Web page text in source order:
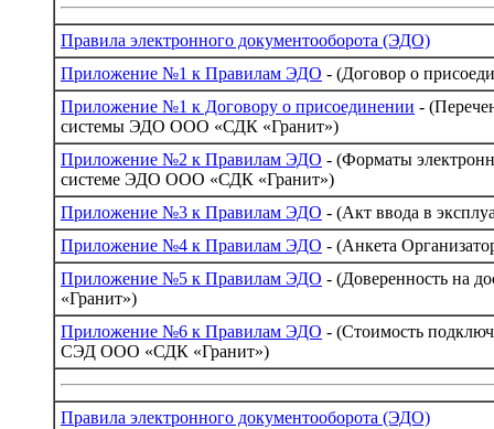
Правила электронного документооборота (ЭДО)
Приложение №1 к Правилам ЭДО - (Договор о
Приложение №1 к Договору о присоединении -
системы ЭДО ООО «СДК «Гранит»)
Приложение №2 к Правилам ЭДО - (Форматы
системе ЭДО ООО «СДК «Гранит»)
Приложение №3 к Правилам ЭДО - (Акт ввода в
Приложение №4 к Правилам ЭДО - (Анкета
Приложение №5 к Правилам ЭДО - (Доверенность на
«Гранит»)
Приложение №6 к Правилам ЭДО - (Стоимость
СЭД ООО «СДК «Гранит»)
Правила электронного документооборота (ЭДО)